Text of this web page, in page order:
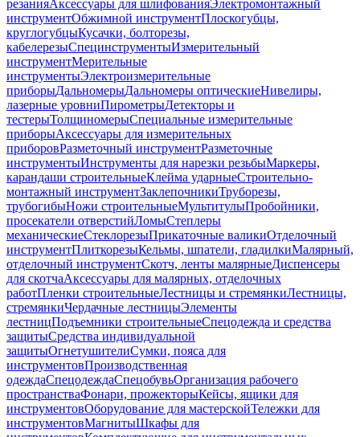
резанияАксессуары для шлифованияЭлектромонтажный
инструментОбжимной инструментПлоскогубцы,
круглогубцыКусачки, болторезы,
кабелерезыСпецинструментыИзмерительный
инструментМерительные
инструментыЭлектроизмерительные
приборыДальномерыДальномеры оптическиеНивелиры,
лазерные уровниПирометрыДетекторы и
тестерыТолщиномерыСпециальные измерительные
приборыАксессуары для измерительных
приборовРазметочный инструментРазметочные
инструментыИнструменты для нарезки резьбыМаркеры,
карандаши строительныеКлейма ударныеСтроительно-
монтажный инструментЗаклепочникиТруборезы,
трубогибыНожи строительныеМультитулыПробойники,
просекатели отверстийЛомыСтеплеры
механическиеСтеклорезыПрикаточные валикиОтделочный
инструментПлиткорезыКельмы, шпатели, гладилкиМалярный,
отделочный инструментСкотч, ленты малярныеДиспенсеры
для скотчаАксессуары для малярных, отделочных
работПленки строительныеЛестницы и стремянкиЛестницы,
стремянкиЧердачные лестницыЭлементы
лестницПодъемники строительныеСпецодежда и средства
защитыСредства индивидуальной
защитыОгнетушителиСумки, пояса для
инструментовПроизводственная
одеждаСпецодеждаСпецобувьОрганизация рабочего
пространстваФонари, прожекторыКейсы, ящики для
инструментовОборудование для мастерскойТележки для
инструментовМагнитыШкафы для